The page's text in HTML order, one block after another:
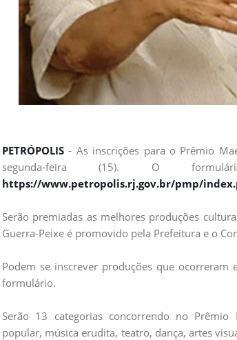
PETRÓPOLIS - As inscrições para o Prêmio
segunda-feira (15). O
https://www.petropolis.rj.gov.br/pmp/
Serão premiadas as melhores produções
Guerra-Peixe é promovido pela Prefeitura e o
Podem se inscrever produções que
formulário.
Serão 13 categorias concorrendo no
popular, música erudita, teatro, dança, artes